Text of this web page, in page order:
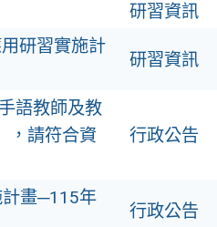
研習資訊
研習實施計
研習資訊
語教師及教
，請符合資
行政公告
計畫─115年
行政公告